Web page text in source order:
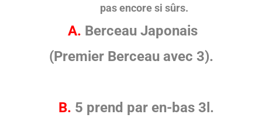
pas encore si sûrs.
A. Berceau Japonais
(Premier Berceau avec 3).
B. 5 prend par en-bas 3l.